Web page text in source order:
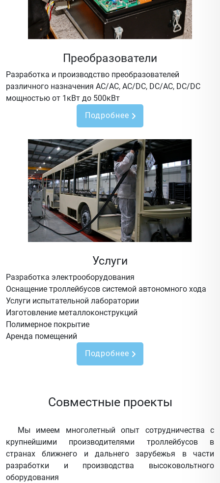
Преобразователи
Разработка и производство преобразователей
различного назначения AC/AC, AC/DC, DC/AC, DC/DC
мощностью от 1кВт до 500кВт
Подробнее
Услуги
Разработка электрооборудования
Оснащение троллейбусов системой автономного хода
Услуги испытательной лаборатории
Изготовление металлоконструкций
Полимерное покрытие
Аренда помещений
Подробнее
Совместные проекты
Мы имеем многолетный опыт сотрудничества с
крупнейшими производителями троллейбусов в
странах ближнего и дальнего зарубежья в части
разработки и производства высоковольтного
оборудования